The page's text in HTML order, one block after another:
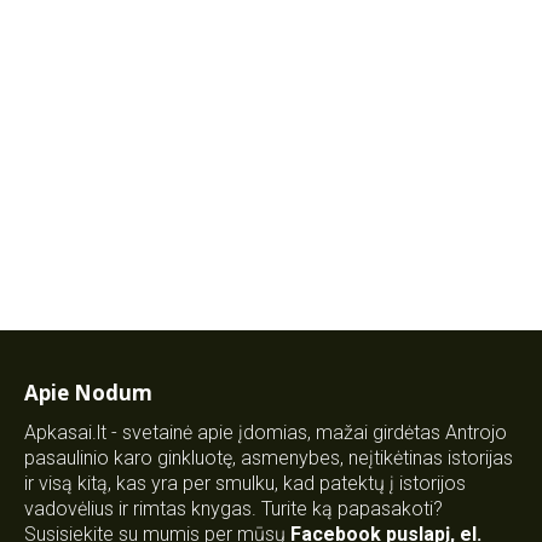
Apie Nodum
Apkasai.lt - svetainė apie įdomias, mažai girdėtas Antrojo
pasaulinio karo ginkluotę, asmenybes, neįtikėtinas istorijas
ir visą kitą, kas yra per smulku, kad patektų į istorijos
vadovėlius ir rimtas knygas. Turite ką papasakoti?
Susisiekite su mumis per mūsų Facebook puslapį, el.